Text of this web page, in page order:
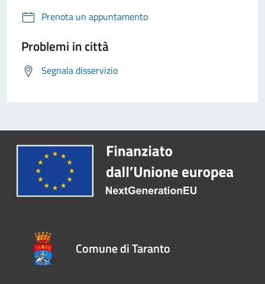
Prenota un appuntamento
Problemi in città
Segnala disservizio
Comune di Taranto